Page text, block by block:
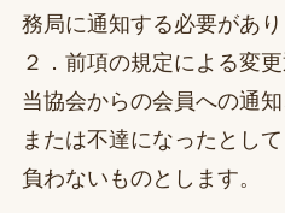
務局に通知する必要があり
２．前項の規定による変
当協会からの会員への通
または不達になったとし
負わないものとします。